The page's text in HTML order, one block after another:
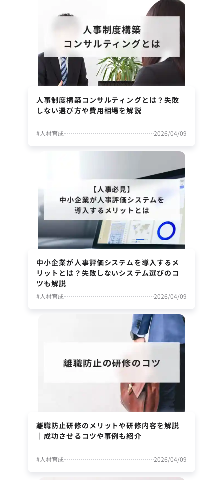
人事制度構築コンサルティングとは？失敗
しない選び方や費用相場を解説
#人材育成 2026/04/09
中小企業が人事評価システムを導入するメ
リットとは？失敗しないシステム選びのコ
ツも解説
#人材育成 2026/04/09
離職防止研修のメリットや研修内容を解説
｜成功させるコツや事例も紹介
#人材育成 2026/04/09